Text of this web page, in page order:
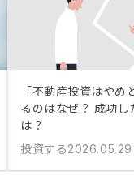
「不動産投資はやめ
るのはなぜ？ 成功
は？
投資する2026.05.29